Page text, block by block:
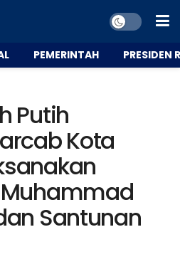
PEMERINTAH PRESIDEN
Putih
Kota
Santunan